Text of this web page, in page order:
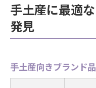
手土産に最適
発見
手土産向きブランド